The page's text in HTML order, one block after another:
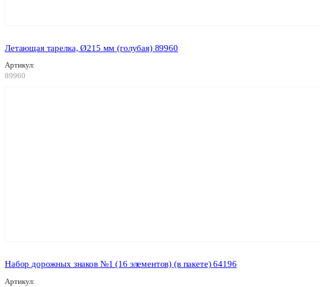
Летающая тарелка, Ø215 мм (голубая) 89960
Артикул:
89960
Набор дорожных знаков №1 (16 элементов) (в пакете) 64196
Артикул: